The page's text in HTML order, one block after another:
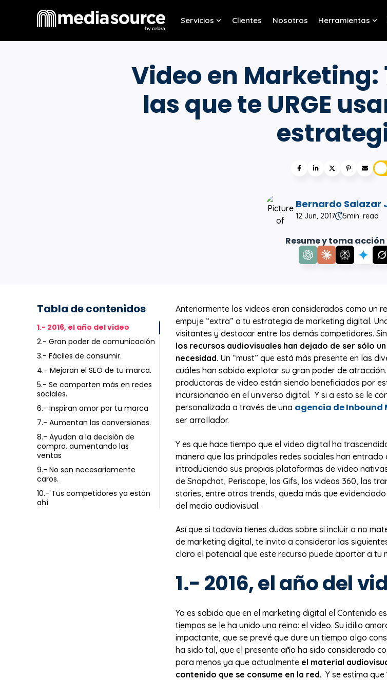
Servicios
Show submenu for Servicios
Clientes Nosotros Herramientas
Video en Marketing:
las que te URGE
Bernardo Salazar
12 Jun, 2017 5min. read
Resume y toma acción
Tabla de contenidos
1.- 2016, el año del video
2.- Gran poder de comunicación
3.- Fáciles de consumir.
4.- Mejoran el SEO de tu marca.
5.- Se comparten más en redes
sociales.
6.- Inspiran amor por tu marca
7.- Aumentan las conversiones.
8.- Ayudan a la decisión de
compra, aumentando las
ventas
9.- No son necesariamente
caros.
10.- Tus competidores ya están
ahí
Anteriormente los videos eran considerados como un
empuje “extra” a tu estrategia de marketing digital.
visitantes y destacar entre los demás competidores.
los recursos audiovisuales han dejado de ser sólo
necesidad. Un “must” que está más presente en las
cuáles han sabido explotar su gran poder de
productoras de video están siendo beneficiadas por
incursionando en el universo digital. Y si a esto se le
personalizada a través de una agencia de Inbound
ser arrollador.
Y es que hace tiempo que el video digital ha
manera que las principales redes sociales han entrado
introduciendo sus propias plataformas de video
de Snapchat, Periscope, los Gifs, los videos 360, las
stories, entre otros trends, queda más que
del medio audiovisual.
Así que si todavía tienes dudas sobre si incluir o no
de marketing digital, te invito a considerar las
claro el potencial que este recurso puede aportar a tu
1.- 2016, el año del
Ya es sabido que en el marketing digital el Contenido
tiempos se le ha unido una reina: el video. Su idilio
impactante, que se prevé que dure un tiempo algo
ha sido tal, que el presente año ha sido considerado
para menos ya que actualmente el material
contenido que se consume en la red. Y se estima